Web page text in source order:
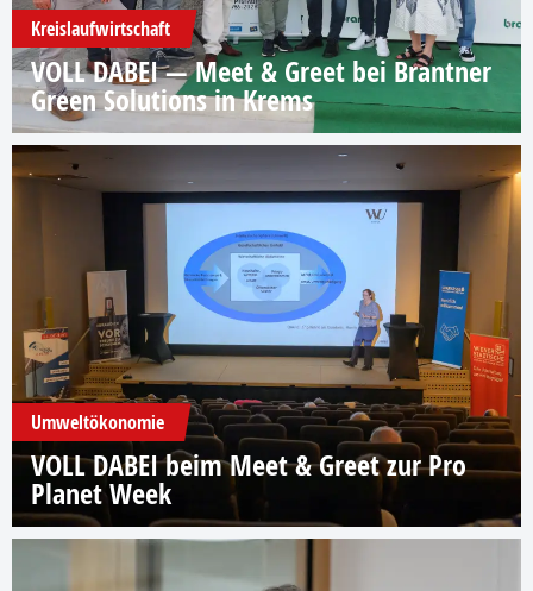
Kreislaufwirtschaft
VOLL DABEI — Meet & Greet bei Brantner
Green Solutions in Krems
Umweltökonomie
VOLL DABEI beim Meet & Greet zur Pro
Planet Week